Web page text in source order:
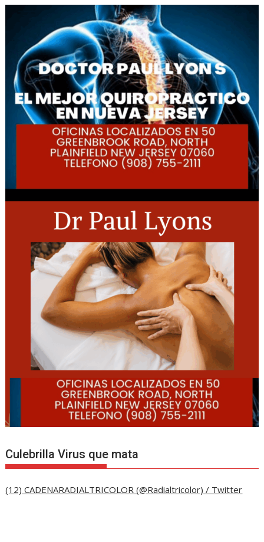
Culebrilla Virus que mata
(12) CADENARADIALTRICOLOR (@Radialtricolor) / Twitter